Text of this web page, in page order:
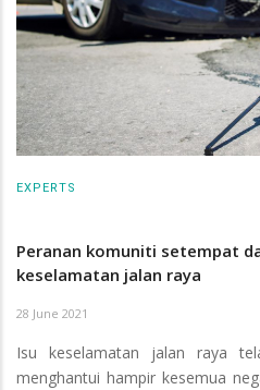
EXPERTS
Peranan komuniti setempat
keselamatan jalan raya
28 June 2021
Isu keselamatan jalan raya
menghantui hampir kesemua